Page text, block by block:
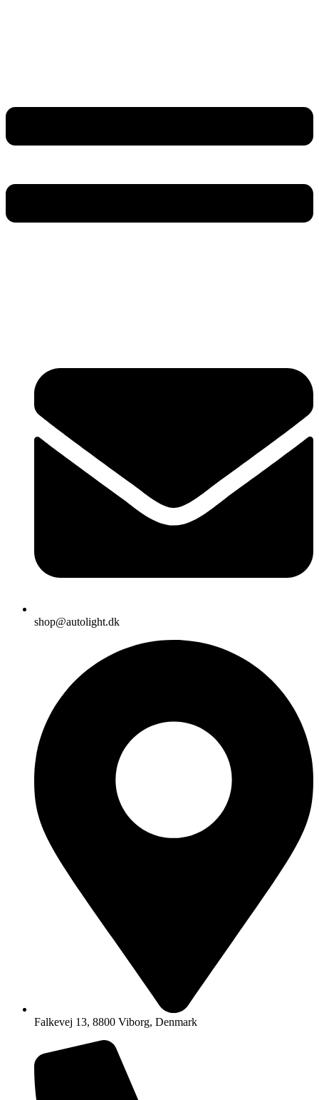
shop@autolight.dk
Falkevej 13, 8800 Viborg, Denmark